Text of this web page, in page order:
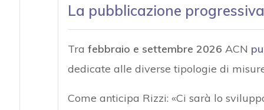
La pubblicazione
Tra febbraio e settembre 2026 ACN
dedicate alle diverse tipologie di
Come anticipa Rizzi: «Ci sarà lo